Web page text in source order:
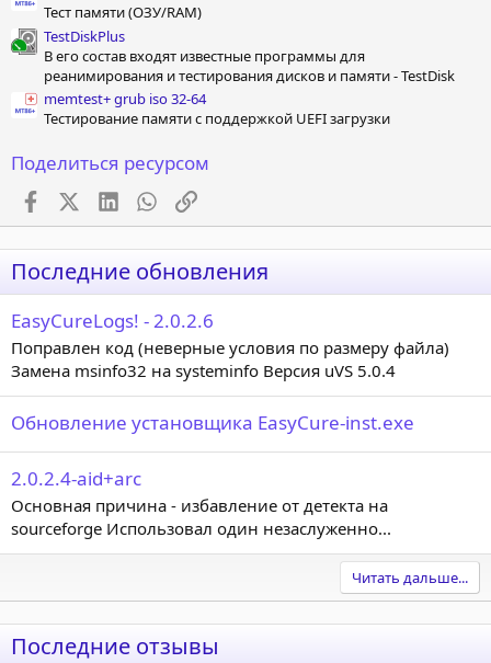
Тест памяти (ОЗУ/RAM)
TestDiskPlus
В его состав входят известные программы для
реанимирования и тестирования дисков и памяти - TestDisk
memtest+ grub iso 32-64
Тестирование памяти с поддержкой UEFI загрузки
Поделиться ресурсом
FacebookX (Twitter)
LinkedInWhatsApp
Ссылка
Последние обновления
EasyCureLogs! - 2.0.2.6
Поправлен код (неверные условия по размеру файла)
Замена msinfo32 на systeminfo Версия uVS 5.0.4
Обновление установщика EasyCure-inst.exe
2.0.2.4-aid+arc
Основная причина - избавление от детекта на
sourceforge Использовал один незаслуженно...
Читать дальше...
Последние отзывы